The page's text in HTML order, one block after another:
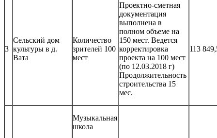
3
Сельский дом
культуры в д.
Вата
Количество
зрителей 100
мест
Проектно-сметная
документация
выполнена в
полном объеме на
150 мест. Ведется
корректировка
проекта на 100 мест
(по 12.03.2018 г)
Продолжительность
строительства 15
мес.
113
Музыкальная
школа